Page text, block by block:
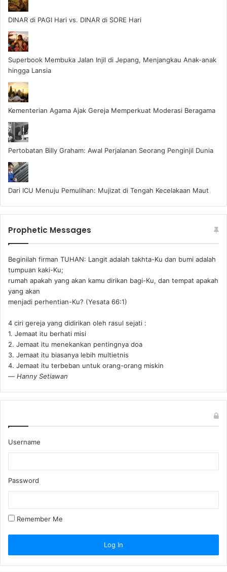
DINAR di PAGI Hari vs. DINAR di SORE Hari
Superbook Membuka Jalan Injil di Jepang, Menjangkau Anak-anak
hingga Lansia
Kementerian Agama Ajak Gereja Memperkuat Moderasi Beragama
Pertobatan Billy Graham: Awal Perjalanan Seorang Penginjil Dunia
Dari ICU Menuju Pemulihan: Mujizat di Tengah Kecelakaan Maut
Prophetic Messages
Beginilah firman TUHAN: Langit adalah takhta-Ku dan bumi adalah
tumpuan kaki-Ku;
rumah apakah yang akan kamu dirikan bagi-Ku, dan tempat apakah
yang akan
menjadi perhentian-Ku? (Yesata 66:1) ‪
4 ciri gereja yang didirikan oleh rasul sejati :
1. Jemaat itu berhati misi
2. Jemaat itu menekankan pentingnya doa
3. Jemaat itu biasanya lebih multietnis
4. Jemaat itu terbeban untuk orang-orang miskin
— Hanny Setiawan
Username
Password
Remember Me